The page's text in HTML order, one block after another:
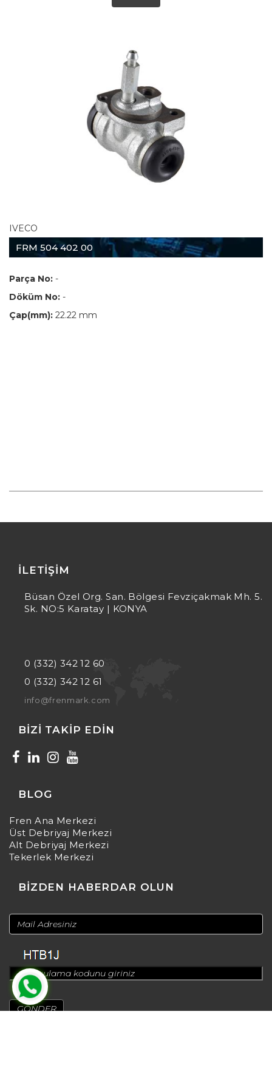
IVECO
FRM 504 402 00
Parça No: -
Döküm No: -
Çap(mm): 22.22 mm
İLETIŞIM
Büsan Özel Org. San. Bölgesi Fevziçakmak Mh. 5.
Sk. NO:5 Karatay | KONYA
0 (332) 342 12 60
0 (332) 342 12 61
info@frenmark.com
BIZI TAKIP EDIN
BLOG
Fren Ana Merkezi
Üst Debriyaj Merkezi
Alt Debriyaj Merkezi
Tekerlek Merkezi
BİZDEN HABERDAR OLUN